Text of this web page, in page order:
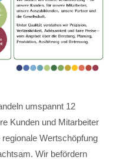
umspannt 12
Kunden und Mitarbeiter
Wertschöpfung
Wir befördern